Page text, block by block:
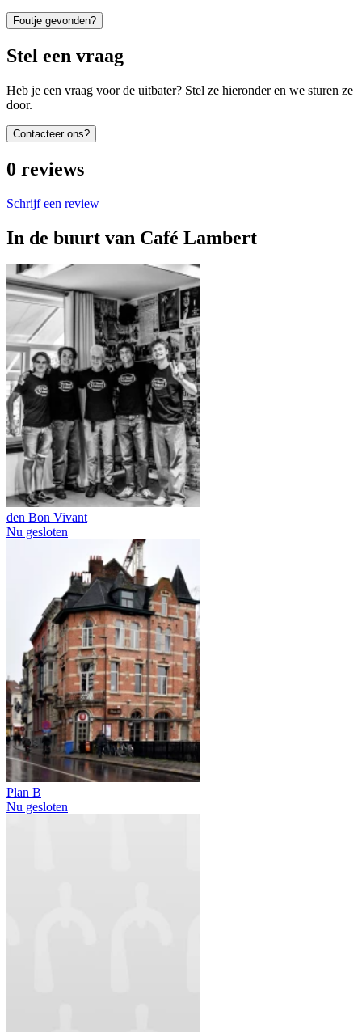
Foutje gevonden?
Stel een vraag
Heb je een vraag voor de uitbater? Stel ze hieronder en we sturen ze
door.
Contacteer ons?
0 reviews
Schrijf een review
In de buurt van Café Lambert
den Bon Vivant
Nu gesloten
Plan B
Nu gesloten